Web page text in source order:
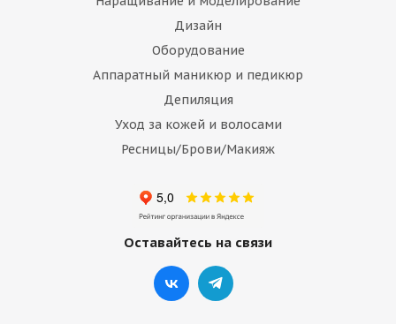
Дизайн
Оборудование
Аппаратный маникюр и педикюр
Депиляция
Уход за кожей и волосами
Ресницы/Брови/Макияж
Оставайтесь на связи